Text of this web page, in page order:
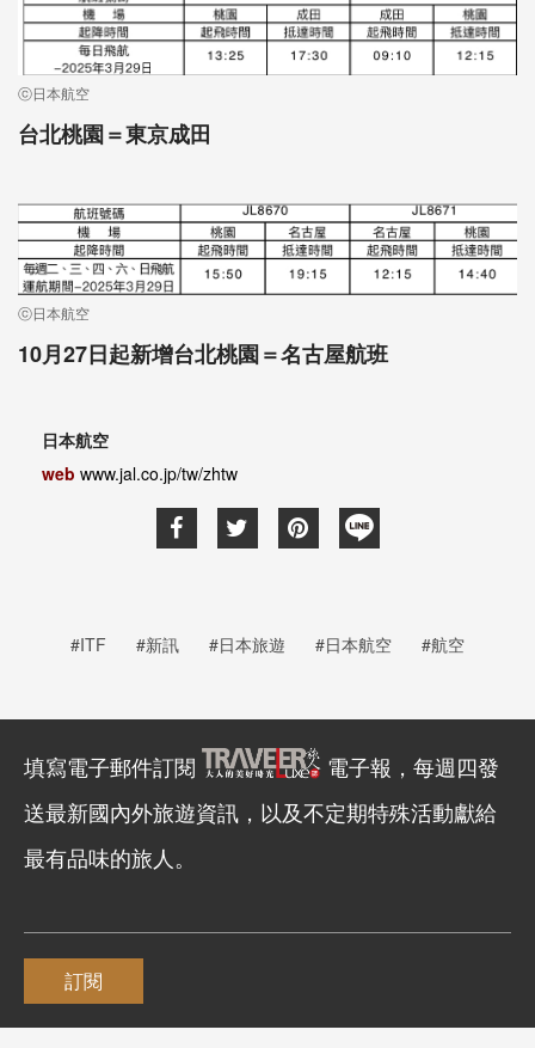
ⓒ日本航空
台北桃園＝東京成田
ⓒ日本航空
10月27日起新增台北桃園＝名古屋航班
日本航空
web www.jal.co.jp/tw/zhtw
#ITF #新訊 #日本旅遊 #日本航空 #航空
填寫電子郵件訂閱
電子報，每週四發
送最新國內外旅遊資訊，以及不定期特殊活動獻給
最有品味的旅人。
訂閱